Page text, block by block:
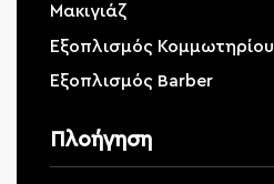
Μακιγιάζ
Εξοπλισμός Κομμωτηρίου
Εξοπλισμός Barber
Πλοήγηση